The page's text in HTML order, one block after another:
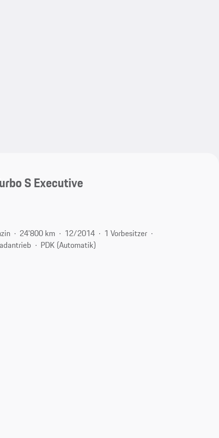
S Executive
24'800 km 12/2014
1 Vorbesitzer
PDK (Automatik)